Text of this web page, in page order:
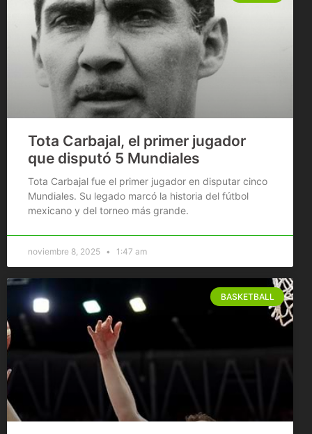
Tota Carbajal, el primer jugador
que disputó 5 Mundiales
Tota Carbajal fue el primer jugador en disputar cinco
Mundiales. Su legado marcó la historia del fútbol
mexicano y del torneo más grande.
noviembre 8, 2025 1:47 am
BASKETBALL